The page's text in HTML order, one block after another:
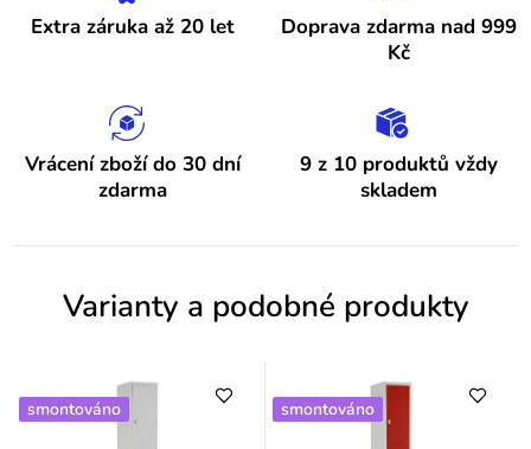
h
o
e
Extra záruka až 20 let
Doprava zdarma nad 999
Kč
Vrácení zboží do 30 dní
zdarma
9 z 10 produktů vždy
skladem
Varianty a podobné produkty
smontováno smontováno